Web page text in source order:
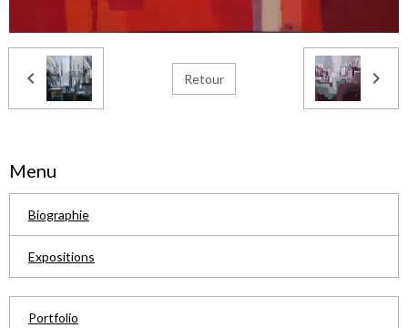
Retour
Menu
Biographie
Expositions
Portfolio